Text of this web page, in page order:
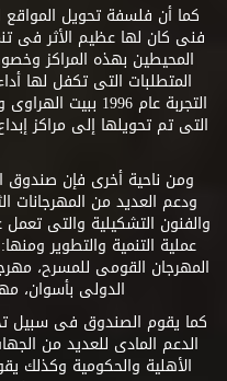
كما أن فلسفة تحويل المواقع
فنى كان لها عظيم الأثر فى
المحيطين بهذه المراكز
المتطلبات التى تكفل لها
التجربة عام 1996
ومن ناحية أخرى فإن صندوق
ودعم العديد من المهرجانات
والفنون التشكيلية والتى
عملية التنمية والتطوير
المهرجان القومى للمسرح،
الدولى بأسوان،
كما يقوم الصندوق فى سبيل
الدعم المادى للعديد من
الأهلية والحكومية وكذلك